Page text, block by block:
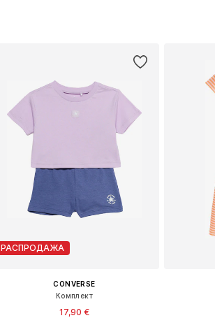
РАСПРОДАЖА
CONVERSE
Комплект
17,90 €